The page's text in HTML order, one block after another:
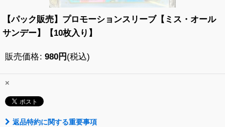
【パック販売】プロモーションスリーブ【ミス・オール
サンデー】【10枚入り】
販売価格: 980円 (税込)
×
返品特約に関する重要事項